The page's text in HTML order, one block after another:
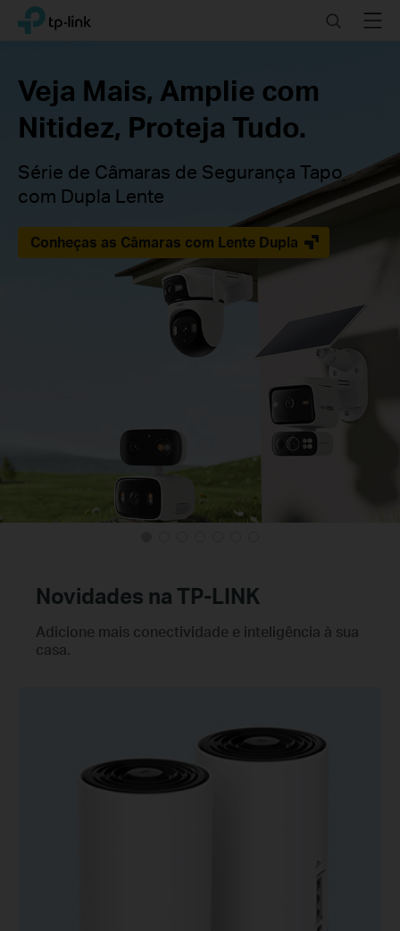
Click
navigation
TP-Link, Reliably Smart SearchMenu
Portugal
Equipamento
Rede
para
Casa
Escritório
Veja Mais, Amplie com
Nitidez, Proteja Tudo.
Série de Câmaras de Segurança Tapo
com Dupla Lente
Conheças as Câmaras com Lente Dupla
Novidades na TP-LINK
Adicione mais conectividade e inteligência à sua
casa.